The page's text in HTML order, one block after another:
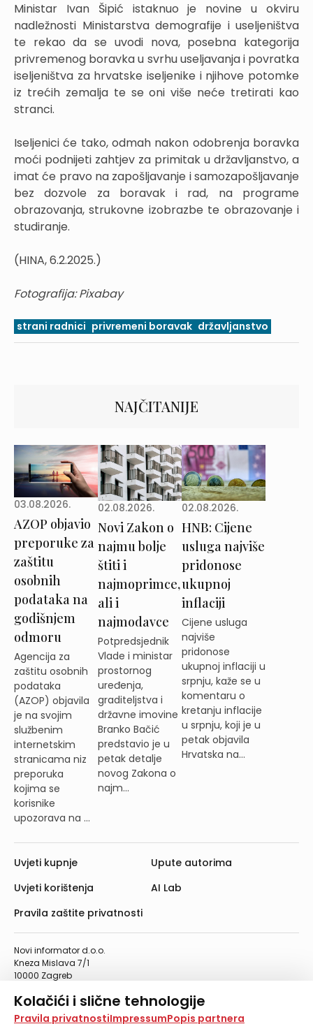
Kolačići i slične tehnologije
Na našoj web stranici koristimo kolačiće i slične
Pravila privatnostiImpressumPopis partnera
Ministar Ivan Šipić istaknuo je novine u okviru
nadležnosti Ministarstva demografije i useljeništva
te rekao da se uvodi nova, posebna kategorija
privremenog boravka u svrhu useljavanja i povratka
iseljeništva za hrvatske iseljenike i njihove potomke
iz trećih zemalja te se oni više neće tretirati kao
stranci.
Iseljenici će tako, odmah nakon odobrenja boravka
moći podnijeti zahtjev za primitak u državljanstvo, a
imat će pravo na zapošljavanje i samozapošljavanje
bez dozvole za boravak i rad, na programe
obrazovanja, strukovne izobrazbe te obrazovanje i
studiranje.
(HINA, 6.2.2025.)
Fotografija: Pixabay
strani radnici privremeni boravak državljanstvo
NAJČITANIJE
03.08.2026.
AZOP objavio
preporuke za
zaštitu
osobnih
podataka na
godišnjem
odmoru
Agencija za
zaštitu osobnih
podataka
(AZOP) objavila
je na svojim
službenim
internetskim
stranicama niz
preporuka
kojima se
korisnike
upozorava na ...
02.08.2026.
Novi Zakon o
najmu bolje
štiti i
najmoprimce,
ali i
najmodavce
Potpredsjednik
Vlade i ministar
prostornog
uređenja,
graditeljstva i
državne imovine
Branko Bačić
predstavio je u
petak detalje
novog Zakona o
najm...
02.08.2026.
HNB: Cijene
usluga najviše
pridonose
ukupnoj
inflaciji
Cijene usluga
najviše
pridonose
ukupnoj inflaciji u
srpnju, kaže se u
komentaru o
kretanju inflacije
u srpnju, koji je u
petak objavila
Hrvatska na...
Novi informator d.o.o.
Kneza Mislava 7/1
10000 Zagreb
Telefaks: 01/4612-553
info@informator.hr
Uvjeti kupnje
Uvjeti korištenja
Pravila zaštite privatnosti
Upute autorima
AI Lab